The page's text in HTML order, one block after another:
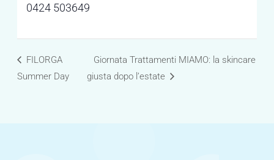
0424 503649
FILORGA
Summer Day
Giornata Trattamenti MIAMO: la skincare
giusta dopo l’estate